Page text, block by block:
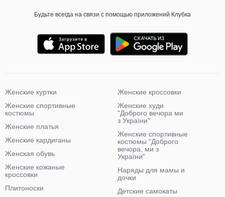
Будьте всегда на связи с помощью приложений Клубка
Женские куртки
Женские спортивные
костюмы
Женские платья
Женские кардиганы
Женская обувь
Женские кожаные
кроссовки
Плитоноски
Женские кроссовки
Женские худи
"Доброго вечора ми
з України"
Женские спортивные
костюмы "Доброго
вечора, ми з
України"
Наряды для мамы и
дочки
Детские самокаты